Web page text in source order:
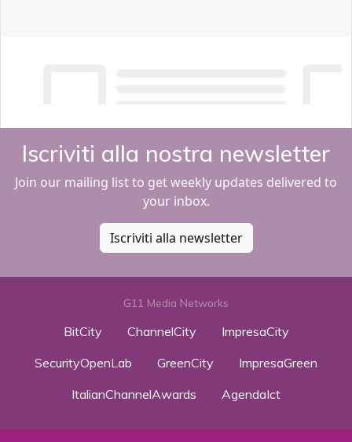
Iscriviti alla nostra newsletter
Join our mailing list to get weekly updates delivered to
your inbox.
Iscriviti alla newsletter
G11 Media Networks
BitCity ChannelCity
ImpresaCity
SecurityOpenLab
GreenCity
ImpresaGreen
ItalianChannelAwards
AgendaIct